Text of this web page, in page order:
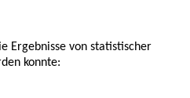
Ergebnisse von statistischer
konnte: